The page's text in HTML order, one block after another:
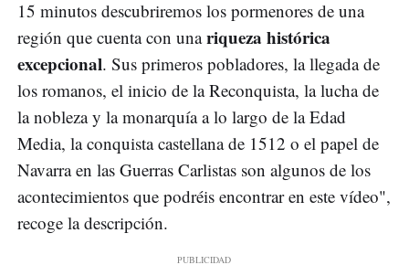
15 minutos descubriremos los pormenores de una
región que cuenta con unariqueza histórica
excepcional. Sus primeros pobladores, la llegada de
los romanos, el inicio de la Reconquista, la lucha de
la nobleza y la monarquía a lo largo de la Edad
Media, la conquista castellana de 1512 o el papel de
Navarra en las Guerras Carlistas son algunos de los
acontecimientos que podréis encontrar en este vídeo",
recoge la descripción.